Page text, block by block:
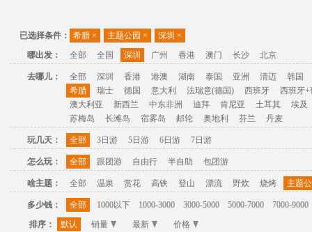
已选择条件： 希腊 × 主题公园 × 深圳 ×
哪出发：
全部 全国 深圳 广州 香港 澳门 长沙 北京
去哪儿： 全部 深圳 香港 港澳 湖南 泰国 亚洲 清迈
韩国
希腊
瑞士 德国 意大利 法瑞意(德国) 西班牙
西班牙+
澳大利亚
新西兰 中东非洲 迪拜 肯尼亚 土耳其
埃及
苏梅岛
长滩岛 宿雾岛 邮轮 奥地利 芬兰 丹麦
玩几天： 全部 3日游 5日游 6日游 7日游
怎么玩： 全部 跟团游 自由行 半自助 包团游
啥主题： 全部 温泉 赏花 高铁 登山 漂流 野炊 烧烤 主题
多少钱： 全部 1000以下 1000-3000 3000-5000 5000-7000
7000-9000
排序：
默认 销量 最新 价格